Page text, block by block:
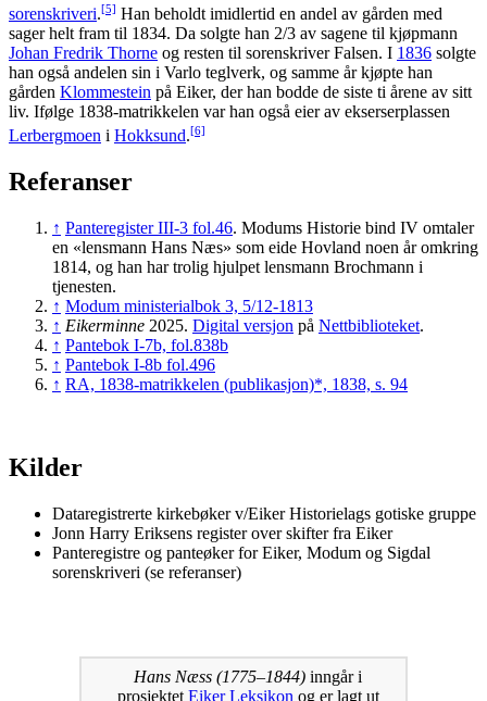
sorenskriveri.[5] Han beholdt imidlertid en andel av gården med
sager helt fram til 1834. Da solgte han 2/3 av sagene til kjøpmann
Johan Fredrik Thorne og resten til sorenskriver Falsen. I 1836 solgte
han også andelen sin i Varlo teglverk, og samme år kjøpte han
gården Klommestein på Eiker, der han bodde de siste ti årene av sitt
liv. Ifølge 1838-matrikkelen var han også eier av ekserserplassen
Lerbergmoen i Hokksund.[6]
Referanser
↑ Panteregister III-3 fol.46. Modums Historie bind IV omtaler
en «lensmann Hans Næs» som eide Hovland noen år omkring
1814, og han har trolig hjulpet lensmann Brochmann i
tjenesten.
↑ Modum ministerialbok 3, 5/12-1813
↑ Eikerminne 2025. Digital versjon på Nettbiblioteket.
↑ Pantebok I-7b, fol.838b
↑ Pantebok I-8b fol.496
↑ RA, 1838-matrikkelen (publikasjon)*, 1838, s. 94
Kilder
Dataregistrerte kirkebøker v/Eiker Historielags gotiske gruppe
Jonn Harry Eriksens register over skifter fra Eiker
Panteregistre og panteøker for Eiker, Modum og Sigdal
sorenskriveri (se referanser)
Hans Næss (1775–1844) inngår i
prosjektet Eiker Leksikon og er lagt ut